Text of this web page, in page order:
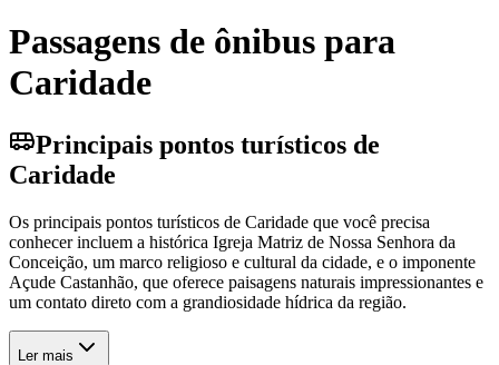
Passagens de ônibus para
Caridade
Principais pontos turísticos de
Caridade
Os principais pontos turísticos de Caridade que você precisa
conhecer incluem a histórica Igreja Matriz de Nossa Senhora da
Conceição, um marco religioso e cultural da cidade, e o imponente
Açude Castanhão, que oferece paisagens naturais impressionantes e
um contato direto com a grandiosidade hídrica da região.
Ler mais